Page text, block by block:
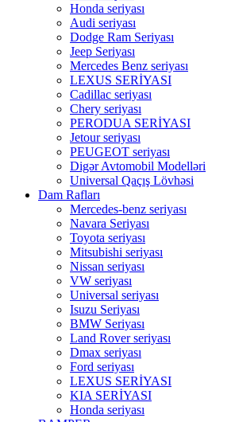
Honda seriyası
Audi seriyası
Dodge Ram Seriyası
Jeep Seriyası
Mercedes Benz seriyası
LEXUS SERİYASI
Cadillac seriyası
Chery seriyası
PERODUA SERİYASI
Jetour seriyası
PEUGEOT seriyası
Digər Avtomobil Modelləri
Universal Qaçış Lövhəsi
Dam Rafları
Mercedes-benz seriyası
Navara Seriyası
Toyota seriyası
Mitsubishi seriyası
Nissan seriyası
VW seriyası
Universal seriyası
Isuzu Seriyası
BMW Seriyası
Land Rover seriyası
Dmax seriyası
Ford seriyası
LEXUS SERİYASI
KIA SERİYASI
Honda seriyası